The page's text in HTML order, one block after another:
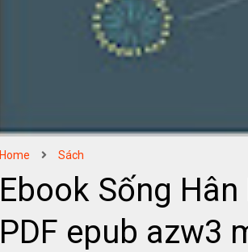
Home Sách
Ebook Sống
PDF epub azw3